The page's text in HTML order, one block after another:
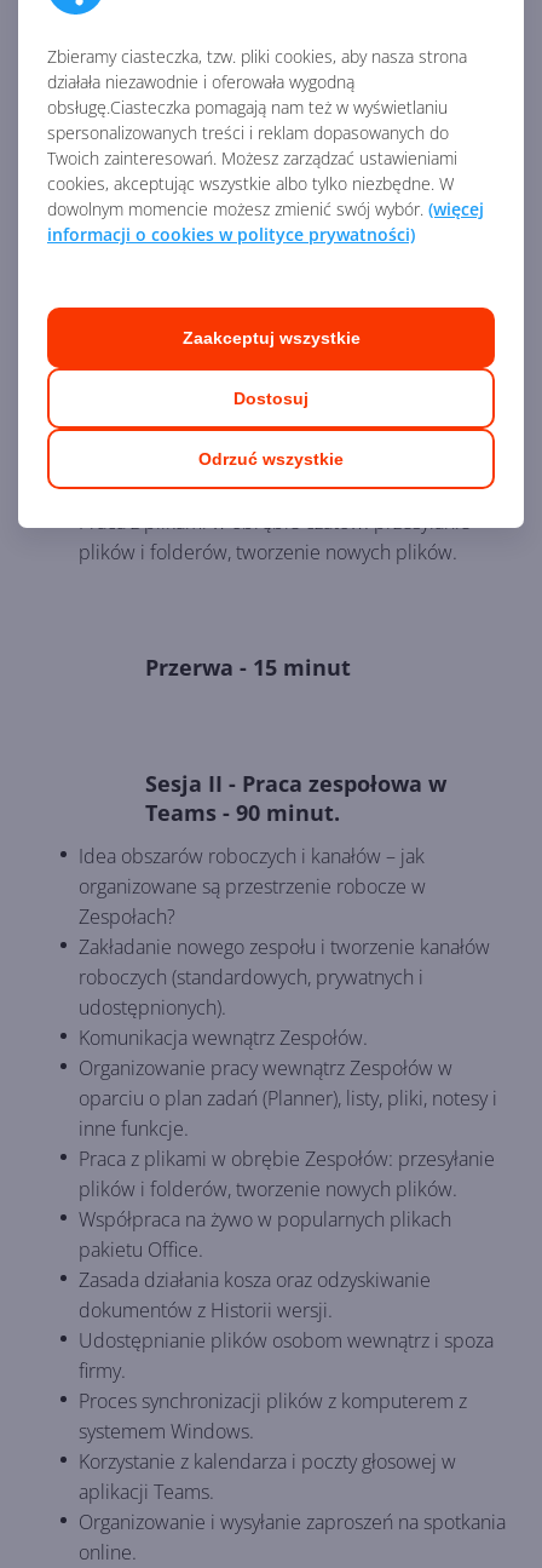
Zbieramy ciasteczka, tzw. pliki cookies, aby nasza strona
działała niezawodnie i oferowała wygodną
obsługę.Ciasteczka pomagają nam też w wyświetlaniu
spersonalizowanych treści i reklam dopasowanych do
Twoich zainteresowań. Możesz zarządzać ustawieniami
cookies, akceptując wszystkie albo tylko niezbędne. W
dowolnym momencie możesz zmienić swój wybór. (więcej
informacji o cookies w polityce prywatności)
Odrzuć wszystkie
Dostosuj
Zaakceptuj wszystkie
Agenda szkolenia - Praca i komunikacja w
Microsoft Teams:
Czym jest Microsoft Teams? Budowa aplikacji i
ustawienia w Teams.
Aktywność – wzmianki i powiadomienia.
Prowadzenie konwersacji tekstowych oraz
organizowanie pracy i komunikacji wewnątrz
prywatnych czatów.
Praca z plikami w obrębie czatów: przesyłanie
plików i folderów, tworzenie nowych plików.
Przerwa - 15 minut
Sesja II - Praca zespołowa w
Teams - 90 minut.
Idea obszarów roboczych i kanałów – jak
organizowane są przestrzenie robocze w
Zespołach?
Zakładanie nowego zespołu i tworzenie kanałów
roboczych (standardowych, prywatnych i
udostępnionych).
Komunikacja wewnątrz Zespołów.
Organizowanie pracy wewnątrz Zespołów w
oparciu o plan zadań (Planner), listy, pliki, notesy i
inne funkcje.
Praca z plikami w obrębie Zespołów: przesyłanie
plików i folderów, tworzenie nowych plików.
Współpraca na żywo w popularnych plikach
pakietu Office.
Zasada działania kosza oraz odzyskiwanie
dokumentów z Historii wersji.
Udostępnianie plików osobom wewnątrz i spoza
firmy.
Proces synchronizacji plików z komputerem z
systemem Windows.
Korzystanie z kalendarza i poczty głosowej w
aplikacji Teams.
Organizowanie i wysyłanie zaproszeń na spotkania
online.